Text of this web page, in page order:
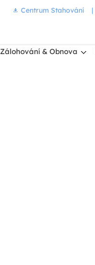
Centrum Stahování |
Zálohování & Obnova